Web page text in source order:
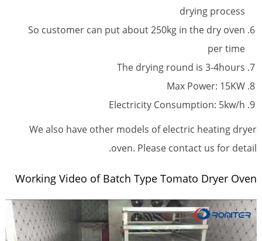
drying process
So customer can put about 250kg in the dry oven
per time
The drying round is 3-4hours
Max Power: 15KW
Electricity Consumption: 5kw/h
We also have other models of electric heating dryer
oven. Please contact us for detail.
Working Video of Batch Type Tomato Dryer Oven